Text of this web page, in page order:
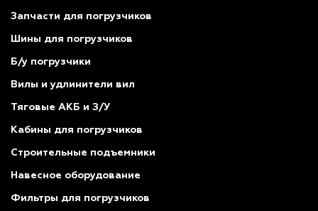
Запчасти для погрузчиков
Шины для погрузчиков
Б/у погрузчики
Вилы и удлинители вил
Тяговые АКБ и З/У
Кабины для погрузчиков
Строительные подъемники
Навесное оборудование
Фильтры для погрузчиков